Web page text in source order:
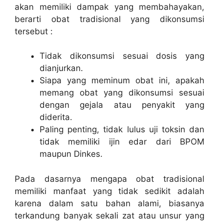
akan memiliki dampak yang membahayakan,
berarti obat tradisional yang dikonsumsi
tersebut :
Tidak dikonsumsi sesuai dosis yang
dianjurkan.
Siapa yang meminum obat ini, apakah
memang obat yang dikonsumsi sesuai
dengan gejala atau penyakit yang
diderita.
Paling penting, tidak lulus uji toksin dan
tidak memiliki ijin edar dari BPOM
maupun Dinkes.
Pada dasarnya mengapa obat tradisional
memiliki manfaat yang tidak sedikit adalah
karena dalam satu bahan alami, biasanya
terkandung banyak sekali zat atau unsur yang